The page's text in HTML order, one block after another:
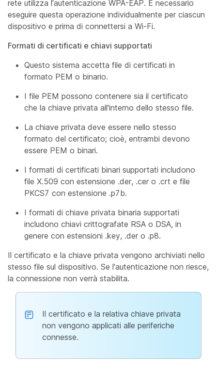
rete utilizza l'autenticazione WPA-EAP. È necessario
eseguire questa operazione individualmente per ciascun
dispositivo e prima di connettersi a Wi-Fi.
Formati di certificati e chiavi supportati
Questo sistema accetta file di certificati in
formato PEM o binario.
I file PEM possono contenere sia il certificato
che la chiave privata all'interno dello stesso file.
La chiave privata deve essere nello stesso
formato del certificato; cioè, entrambi devono
essere PEM o binari.
I formati di certificati binari supportati includono
file X.509 con estensione .der, .cer o .crt e file
PKCS7 con estensione .p7b.
I formati di chiave privata binaria supportati
includono chiavi crittografate RSA o DSA, in
genere con estensioni .key, .der o .p8.
Il certificato e la chiave privata vengono archiviati nello
stesso file sul dispositivo. Se l'autenticazione non riesce,
la connessione non verrà stabilita.
Il certificato e la relativa chiave privata
non vengono applicati alle periferiche
connesse.